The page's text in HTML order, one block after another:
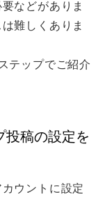
などがありま
難しくありま
テップでご紹介
投稿の設定を
ウントに設定